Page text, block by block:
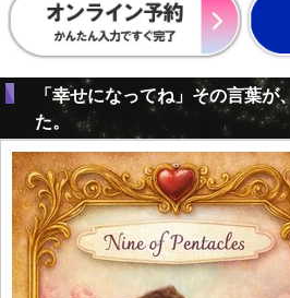
「幸せになってね」その言葉が
た。